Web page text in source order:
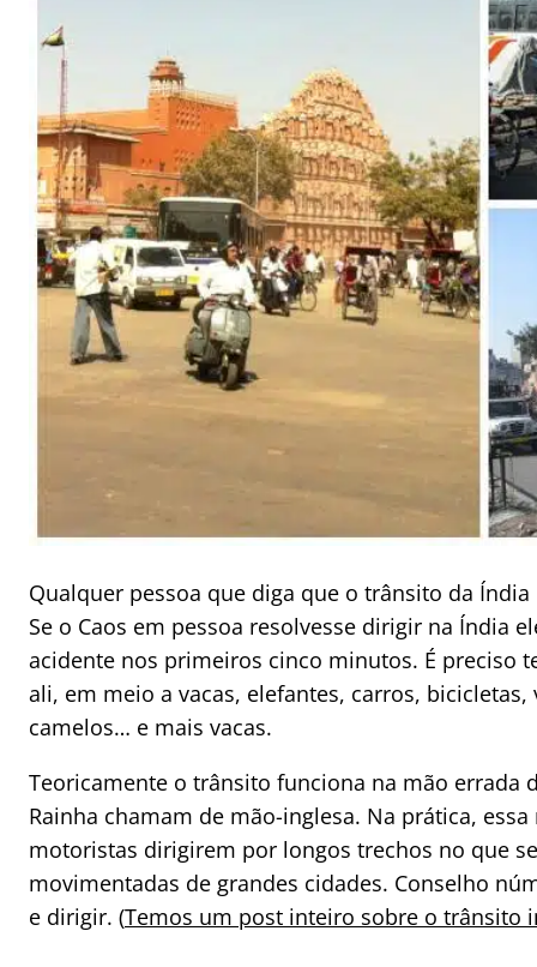
Qualquer pessoa que diga que o trânsito da
Se o Caos em pessoa resolvesse dirigir na Índia
acidente nos primeiros cinco minutos. É preciso
ali, em meio a vacas, elefantes, carros,
camelos… e mais vacas.
Teoricamente o trânsito funciona na mão errada
Rainha chamam de mão-inglesa. Na prática,
motoristas dirigirem por longos trechos no que
movimentadas de grandes cidades. Conselho
e dirigir. (Temos um post inteiro sobre o trânsito